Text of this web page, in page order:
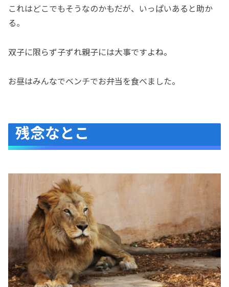
これはどこでもそうなのかもだが、いっぱいあると助か
る。
双子に限らず子ずれ親子には大事ですよね。
お昼はみんなでベンチでお弁当を食べました。
残念なとこ